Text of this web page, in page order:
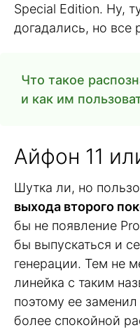
Special Edition. Ну,
догадались, но все
Что такое
и как им
Айфон 11
Шутка ли, но
выхода второго
бы не появление
бы выпускаться и
генерации. Тем не
линейка с таким
поэтому ее
более спокойной